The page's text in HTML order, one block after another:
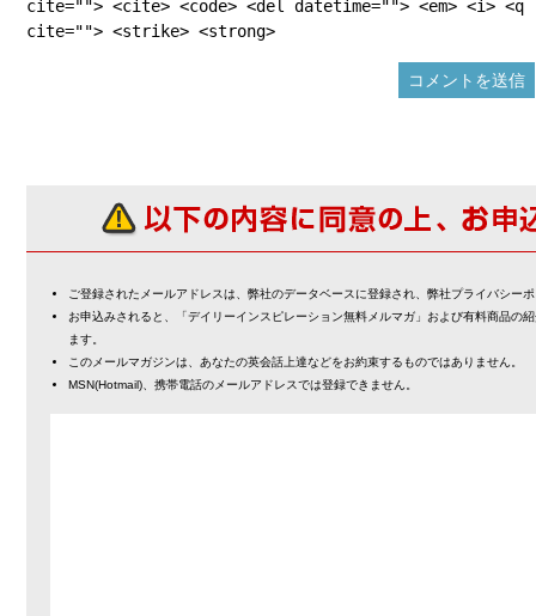
cite=""> <cite> <code> <del datetime=""> <em> <i> <q
cite=""> <strike> <strong>
ご登録されたメールアドレスは、弊社のデータベースに登録され、弊社プライバシー
お申込みされると、「デイリーインスピレーション無料メルマガ」および有料商品の
ます。
このメールマガジンは、あなたの英会話上達などをお約束するものではありません。
MSN(Hotmail)、携帯電話のメールアドレスでは登録できません。